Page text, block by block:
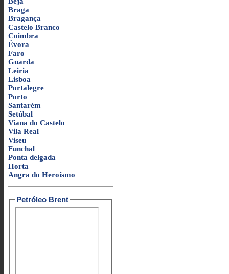
Braga
Bragança
Castelo Branco
Coimbra
Évora
Faro
Guarda
Leiria
Lisboa
Portalegre
Porto
Santarém
Setúbal
Viana do Castelo
Vila Real
Viseu
Funchal
Ponta delgada
Horta
Angra do Heroísmo
Petróleo Brent